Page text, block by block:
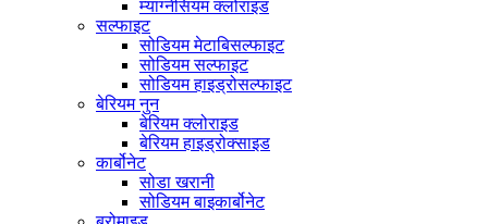
म्याग्नेसियम क्लोराइड
सल्फाइट
सोडियम मेटाबिसल्फाइट
सोडियम सल्फाइट
सोडियम हाइड्रोसल्फाइट
बेरियम नुन
बेरियम क्लोराइड
बेरियम हाइड्रोक्साइड
कार्बोनेट
सोडा खरानी
सोडियम बाइकार्बोनेट